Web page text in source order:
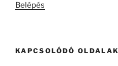
Belépés
KAPCSOLÓDÓ OLDALAK